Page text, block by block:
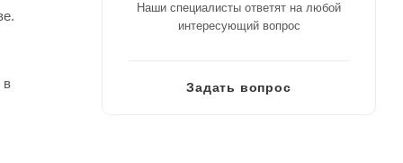
в
Наши специалисты ответят на любой
интересующий вопрос
Задать вопрос